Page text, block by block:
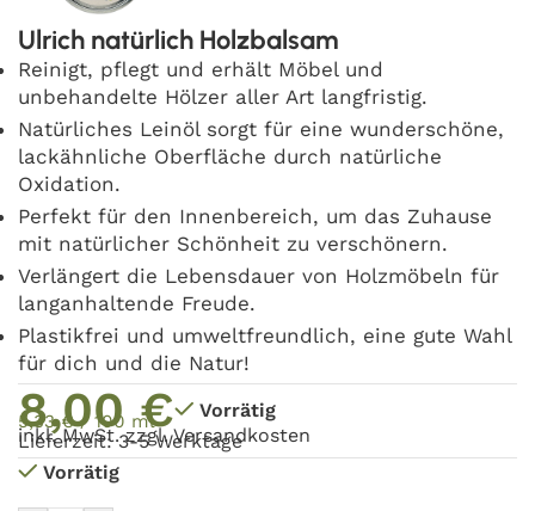
Ulrich natürlich Holzbalsam
Reinigt, pflegt und erhält Möbel und
unbehandelte Hölzer aller Art langfristig.
Natürliches Leinöl sorgt für eine wunderschöne,
lackähnliche Oberfläche durch natürliche
Oxidation.
Perfekt für den Innenbereich, um das Zuhause
mit natürlicher Schönheit zu verschönern.
Verlängert die Lebensdauer von Holzmöbeln für
langanhaltende Freude.
Plastikfrei und umweltfreundlich, eine gute Wahl
für dich und die Natur!
8,00€ Vorrätig
5,33€/100 ml
inkl. MwSt. zzgl.Versandkosten
Lieferzeit: 3-5 Werktage
Vorrätig